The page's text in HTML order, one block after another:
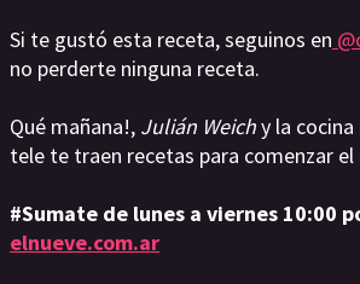
Si te gustó esta receta, seguinos en
no perderte ninguna receta.
Qué mañana!, Julián Weichy la
tele te traen recetas para comenzar
#Sumate de lunes a viernes 10:00
elnueve.com.ar